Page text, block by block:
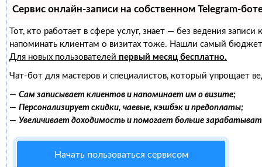
Сервис онлайн-записи на собственном Telegram-
Тот, кто работает в сфере услуг, знает — без ведения
напоминать клиентам о визитах тоже. Нашли самый
Для новых пользователей первый месяц бесплатно.
Чат-бот для мастеров и специалистов, который упрощает
— Сам записывает клиентов и напоминает им о визите;
— Персонализирует скидки, чаевые, кэшбэк и предоплаты;
— Увеличивает доходимость и помогает больше
Начать пользоваться сервисом